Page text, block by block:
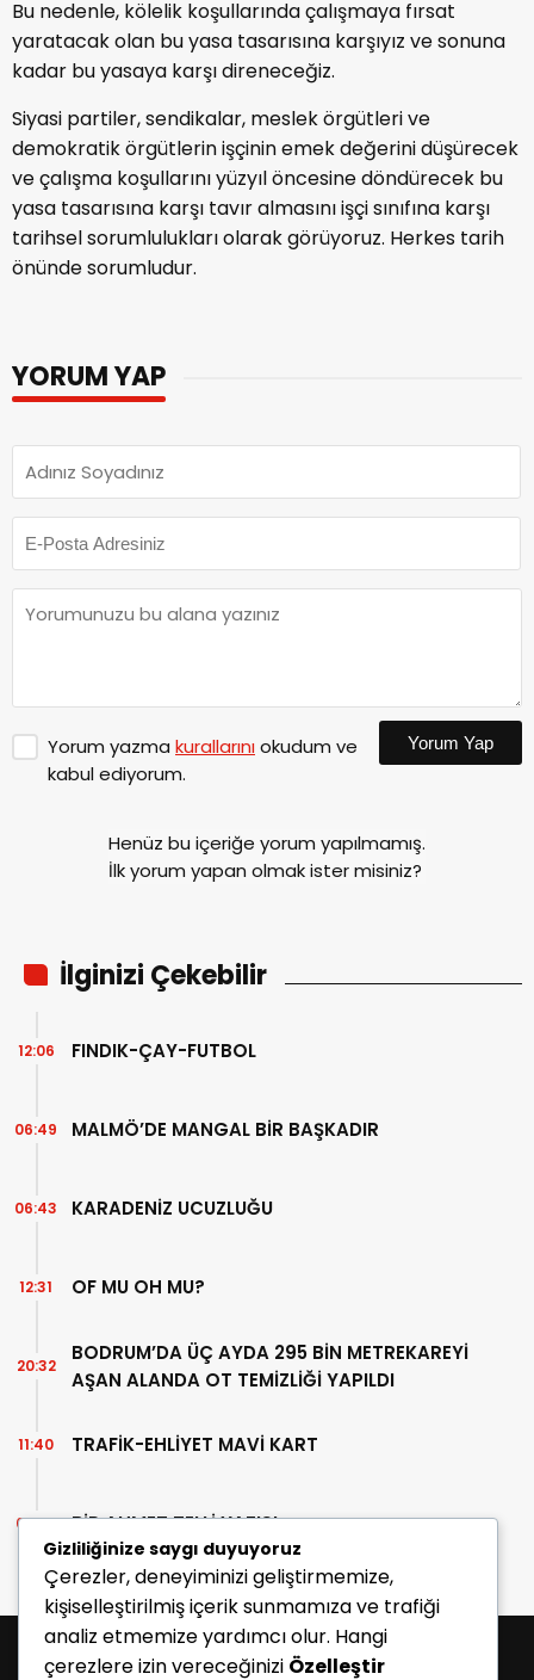
Bu nedenle, kölelik koşullarında çalışmaya fırsat
yaratacak olan bu yasa tasarısına karşıyız ve sonuna
kadar bu yasaya karşı direneceğiz.
Siyasi partiler, sendikalar, meslek örgütleri ve
demokratik örgütlerin işçinin emek değerini düşürecek
ve çalışma koşullarını yüzyıl öncesine döndürecek bu
yasa tasarısına karşı tavır almasını işçi sınıfına karşı
tarihsel sorumlulukları olarak görüyoruz. Herkes tarih
önünde sorumludur.
YORUM YAP
Yorum yazma kurallarınıokudum ve
kabul ediyorum.
Yorum Yap
Henüz bu içeriğe yorum yapılmamış.
İlk yorum yapan olmak ister misiniz?
İlginizi Çekebilir
FINDIK-ÇAY-FUTBOL
12:06
MALMÖ’DE MANGAL BİR BAŞKADIR
06:49
KARADENİZ UCUZLUĞU
06:43
OF MU OH MU?
12:31
BODRUM’DA ÜÇ AYDA 295 BİN METREKAREYİ
AŞAN ALANDA OT TEMİZLİĞİ YAPILDI
20:32
TRAFİK-EHLİYET MAVİ KART
11:40
BİR AHMET TELLİ YAZISI
07:30
Gizliliğinize saygı duyuyoruz
Çerezler, deneyiminizi geliştirmemize,
kişiselleştirilmiş içerik sunmamıza ve trafiği
analiz etmemize yardımcı olur. Hangi
çerezlere izin vereceğinizi Özelleştir